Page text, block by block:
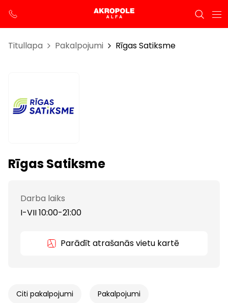
Titullapa Pakalpojumi Rīgas Satiksme
Rīgas Satiksme
Darba laiks
I-VII 10:00-21:00
Parādīt atrašanās vietu kartē
Citi pakalpojumi Pakalpojumi